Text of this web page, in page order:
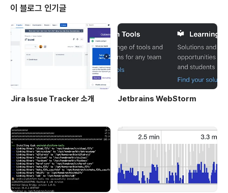
필터 영역이다. 영역 3: 검색어 결과를 리스트, 갤러리 형으
로 나타낼지 여부에 대한 필터 영역이다. 영역 4: 퀵필터 영
역이다. 영역 5: 서랍 필터를 열기 위한 버튼 영역이다. 영
역 6: 선택된 필터들이 나열된 영역이다. TO BE 영역 1:
퀵 필터에 대한 영역이다. ..
이 블로그 인기글
Jira Issue Tracker 소개 Jetbrains WebStorm